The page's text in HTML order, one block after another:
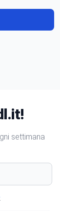
settimana